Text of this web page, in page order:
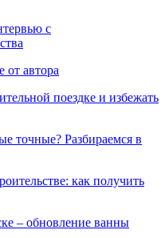
с
от автора
поездке и избежать
точные? Разбираемся в
как получить
– обновление ванны